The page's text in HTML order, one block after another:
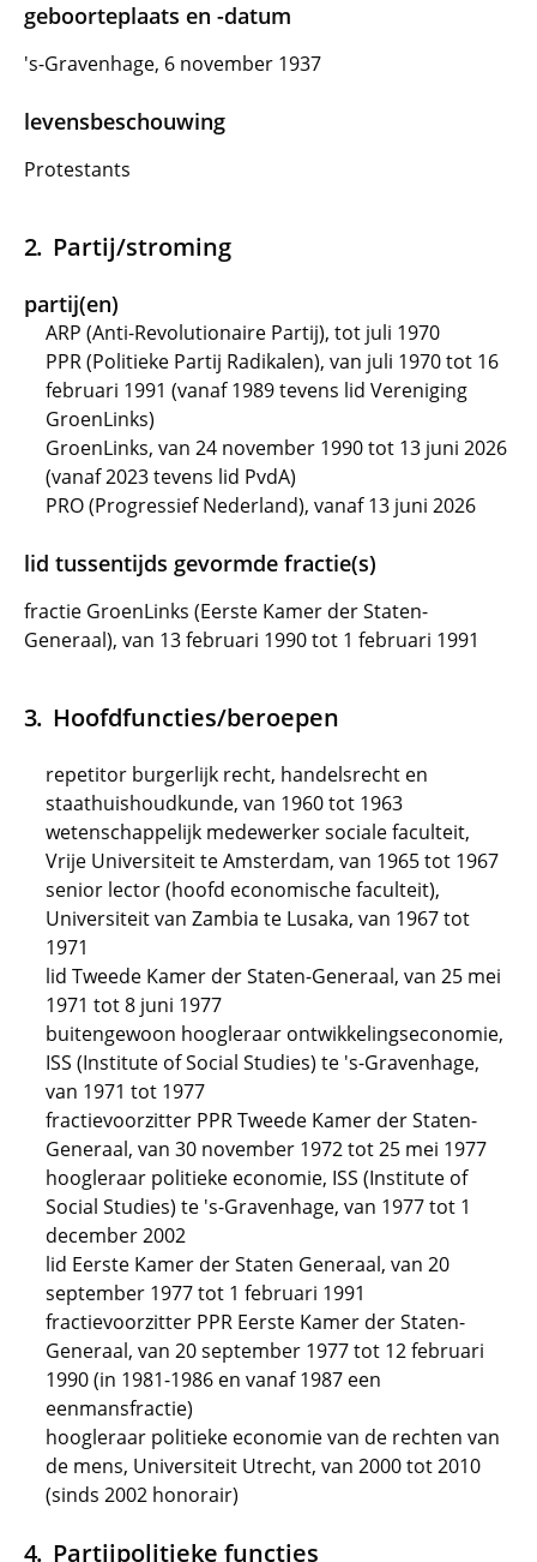
geboorteplaats en -datum
's-Gravenhage, 6 november 1937
levensbeschouwing
Protestants
Partij/stroming
partij(en)
ARP (Anti-Revolutionaire Partij), tot juli 1970
PPR (Politieke Partij Radikalen), van juli 1970 tot 16
februari 1991 (vanaf 1989 tevens lid Vereniging
GroenLinks)
GroenLinks, van 24 november 1990 tot 13 juni 2026
(vanaf 2023 tevens lid PvdA)
PRO (Progressief Nederland), vanaf 13 juni 2026
lid tussentijds gevormde fractie(s)
fractie GroenLinks (Eerste Kamer der Staten-
Generaal), van 13 februari 1990 tot 1 februari 1991
Hoofdfuncties/beroepen
repetitor burgerlijk recht, handelsrecht en
staathuishoudkunde, van 1960 tot 1963
wetenschappelijk medewerker sociale faculteit,
Vrije Universiteit te Amsterdam, van 1965 tot 1967
senior lector (hoofd economische faculteit),
Universiteit van Zambia te Lusaka, van 1967 tot
1971
lid Tweede Kamer der Staten-Generaal, van 25 mei
1971 tot 8 juni 1977
buitengewoon hoogleraar ontwikkelingseconomie,
ISS (Institute of Social Studies) te 's-Gravenhage,
van 1971 tot 1977
fractievoorzitter PPR Tweede Kamer der Staten-
Generaal, van 30 november 1972 tot 25 mei 1977
hoogleraar politieke economie, ISS (Institute of
Social Studies) te 's-Gravenhage, van 1977 tot 1
december 2002
lid Eerste Kamer der Staten Generaal, van 20
september 1977 tot 1 februari 1991
fractievoorzitter PPR Eerste Kamer der Staten-
Generaal, van 20 september 1977 tot 12 februari
1990 (in 1981-1986 en vanaf 1987 een
eenmansfractie)
hoogleraar politieke economie van de rechten van
de mens, Universiteit Utrecht, van 2000 tot 2010
(sinds 2002 honorair)
Partijpolitieke functies